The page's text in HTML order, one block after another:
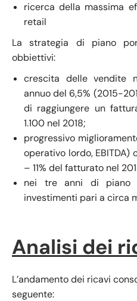
ricerca della massima
retail
La strategia di piano
obbiettivi:
crescita delle vendite
annuo del 6,5% (2015-
di raggiungere un
1.100 nel 2018;
progressivo
operativo lordo,
– 11% del fatturato nel
nei tre anni di piano
investimenti pari a circa
Analisi dei
L’andamento dei ricavi
seguente: